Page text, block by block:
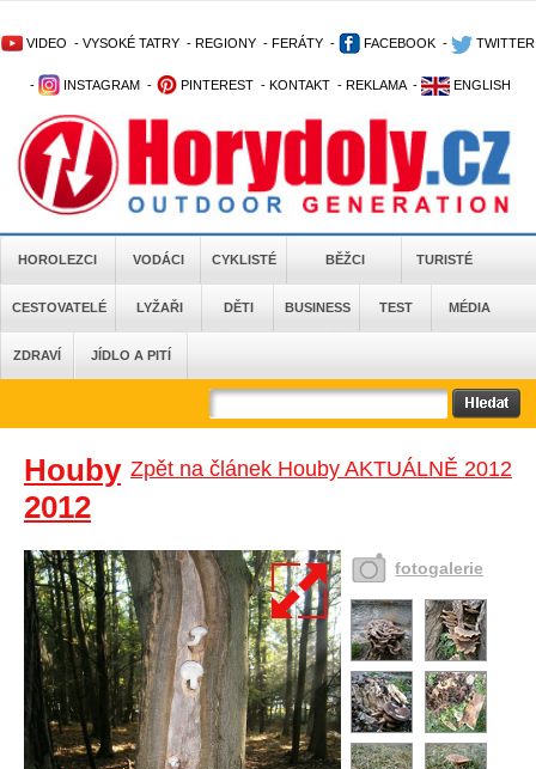
VIDEO - VYSOKÉ TATRY - REGIONY - FERÁTY - FACEBOOK - TWITTER
- INSTAGRAM - PINTEREST - KONTAKT - REKLAMA - ENGLISH
HOROLEZCI VODÁCI CYKLISTÉ BĚŽCI TURISTÉ
CESTOVATELÉ LYŽAŘI DĚTI BUSINESS TEST MÉDIA
ZDRAVÍ JÍDLO A PITÍ
Zpět na článek Houby AKTUÁLNĚ 2012
Houby
2012
fotogalerie